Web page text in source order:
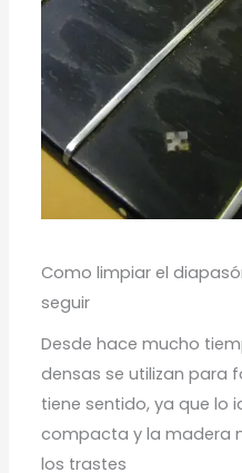
Como limpiar el
seguir
Desde hace mucho
densas se utilizan para
tiene sentido, ya que lo
compacta y la madera
los trastes